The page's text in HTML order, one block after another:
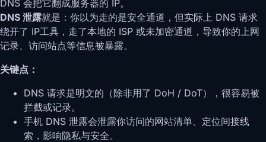
DNS 会把它翻成服务器的 IP。
DNS 泄露就是：你以为走的是安全通道，但实际上 DNS 请求
绕开了 IP工具，走了本地的 ISP 或未加密通道，导致你的上网
记录、访问站点等信息被暴露。
关键点：
DNS 请求是明文的（除非用了 DoH / DoT），很容易被
拦截或记录。
手机 DNS 泄露会泄露你访问的网站清单、定位间接线
索，影响隐私与安全。